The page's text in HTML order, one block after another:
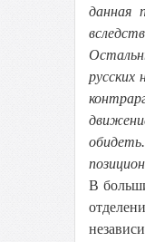
данная
В